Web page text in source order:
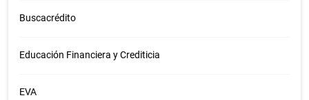
Buscacrédito
Educación Financiera y Crediticia
EVA